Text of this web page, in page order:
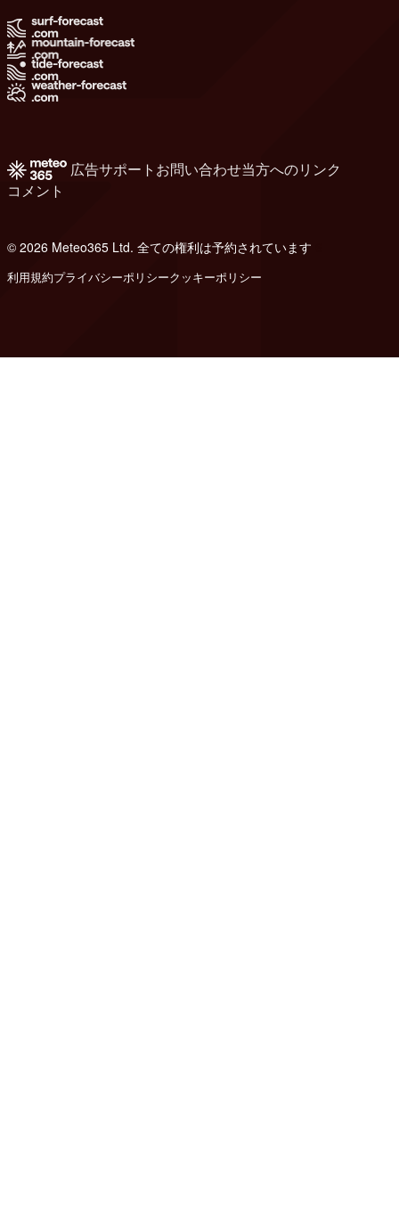
広告サポート お問い合わせ当方へのリンク
コメント
© 2026 Meteo365 Ltd. 全ての権利は予約されています
利用規約プライバシーポリシークッキーポリシー